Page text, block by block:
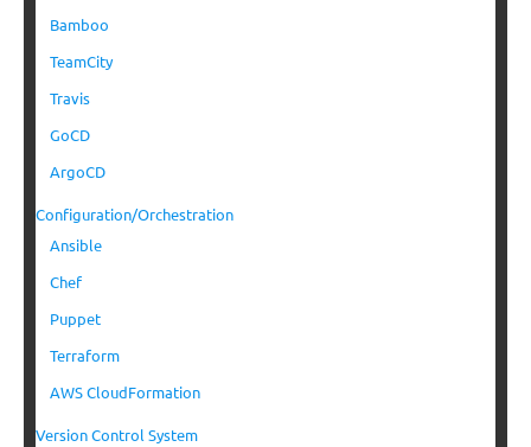
Bamboo
TeamCity
Travis
GoCD
ArgoCD
Configuration/Orchestration
Ansible
Chef
Puppet
Terraform
AWS CloudFormation
Version Control System